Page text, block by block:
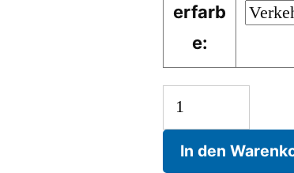
erfarb
e:
Garderobenständer
Bend,
gebogene
In den